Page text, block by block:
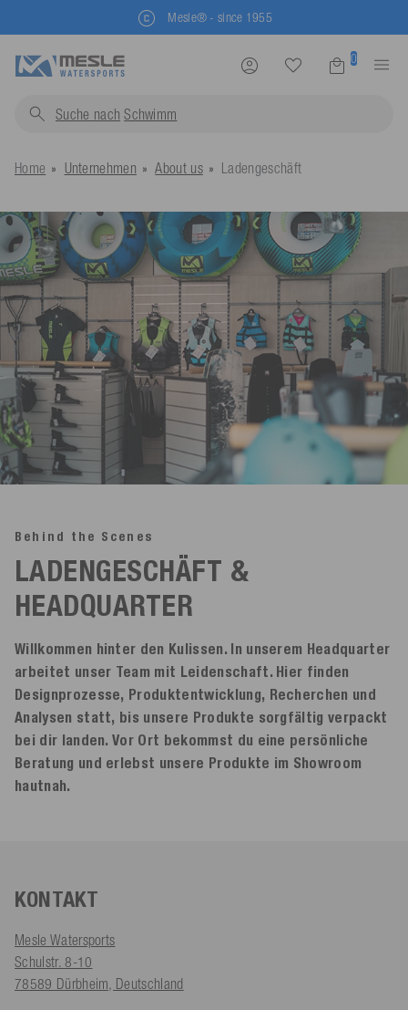
Kostenlose Rücksendung
0
Suche nach S
Home Unternehmen About us Ladengeschäft
Behind the Scenes
LADENGESCHÄFT &
HEADQUARTER
Willkommen hinter den Kulissen. In unserem Headquarter
arbeitet unser Team mit Leidenschaft. Hier finden
Designprozesse, Produktentwicklung, Recherchen und
Analysen statt, bis unsere Produkte sorgfältig verpackt
bei dir landen. Vor Ort bekommst du eine persönliche
Beratung und erlebst unsere Produkte im Showroom
hautnah.
KONTAKT
Mesle Watersports
Schulstr. 8-10
78589 Dürbheim, Deutschland